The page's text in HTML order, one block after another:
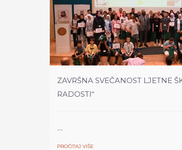
ZAVRŠNA SVEČANOST LJETNE
RADOSTI“
...
PROČITAJ VIŠE